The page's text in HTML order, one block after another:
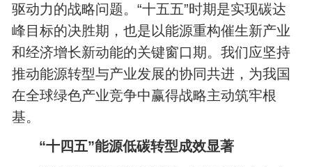
驱动力的战略问题。“十五五”时期是实现碳达
峰目标的决胜期，也是以能源重构催生新产业
和经济增长新动能的关键窗口期。我们应坚持
推动能源转型与产业发展的协同共进，为我国
在全球绿色产业竞争中赢得战略主动筑牢根
基。
“十四五”能源低碳转型成效显著